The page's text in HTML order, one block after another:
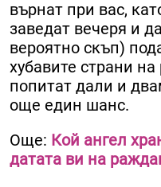
върнат при вас,
заведат вечеря и
вероятно скъп)
хубавите страни
попитат дали и
още един шанс.
Още: Кой ангел
датата ви на